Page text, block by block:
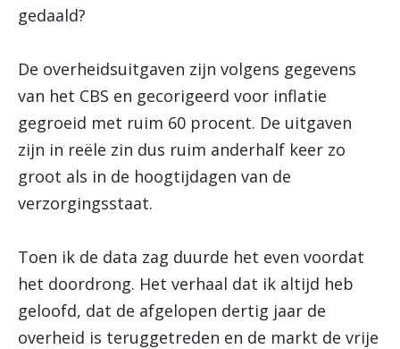
gedaald?
De overheidsuitgaven zijn volgens gegevens
van het CBS en gecorigeerd voor inflatie
gegroeid met ruim 60 procent. De uitgaven
zijn in reële zin dus ruim anderhalf keer zo
groot als in de hoogtijdagen van de
verzorgingsstaat.
Toen ik de data zag duurde het even voordat
het doordrong. Het verhaal dat ik altijd heb
geloofd, dat de afgelopen dertig jaar de
overheid is teruggetreden en de markt de vrije